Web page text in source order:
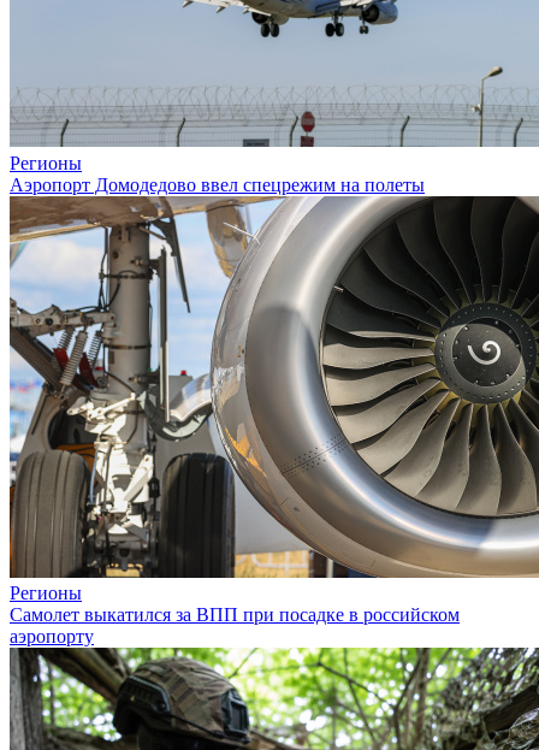
Регионы
Аэропорт Домодедово ввел спецрежим на полеты
Регионы
Самолет выкатился за ВПП при посадке в российском
аэропорту